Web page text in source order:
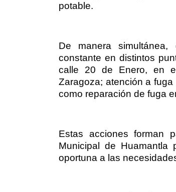
potable.
De manera
constante en distintos
calle 20 de Enero, en
Zaragoza; atención a
como reparación de fuga
Estas acciones forman
Municipal de Huamantla
oportuna a las